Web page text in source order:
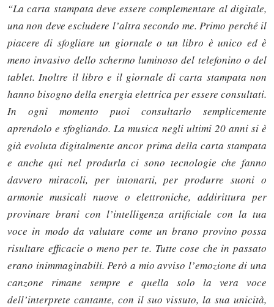
“La carta stampata deve essere complementare al digitale,
una non deve escludere l’altra secondo me. Primo perché il
piacere di sfogliare un giornale o un libro è unico ed è
meno invasivo dello schermo luminoso del telefonino o del
tablet. Inoltre il libro e il giornale di carta stampata non
hanno bisogno della energia elettrica per essere consultati.
In ogni momento puoi consultarlo semplicemente
aprendolo e sfogliando. La musica negli ultimi 20 anni si è
già evoluta digitalmente ancor prima della carta stampata
e anche qui nel produrla ci sono tecnologie che fanno
davvero miracoli, per intonarti, per produrre suoni o
armonie musicali nuove o elettroniche, addirittura per
provinare brani con l’intelligenza artificiale con la tua
voce in modo da valutare come un brano provino possa
risultare efficacie o meno per te. Tutte cose che in passato
erano inimmaginabili. Però a mio avviso l’emozione di una
canzone rimane sempre e quella solo la vera voce
dell’interprete cantante, con il suo vissuto, la sua unicità,